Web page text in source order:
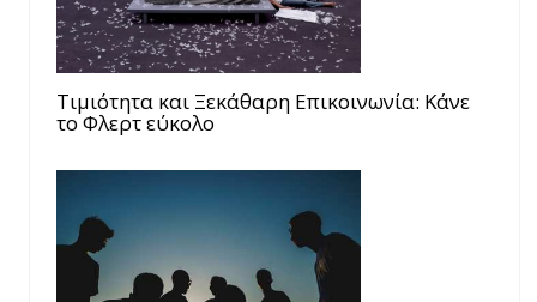
Τιμιότητα και Ξεκάθαρη Επικοινωνία: Κάνε
το Φλερτ εύκολο